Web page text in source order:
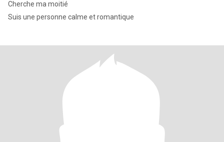
Cherche ma moitié
Suis une personne calme et romantique